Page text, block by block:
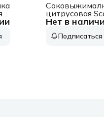
Нет в
цитрусовая
SC-JE50C02
белый/желтый
Подписаться